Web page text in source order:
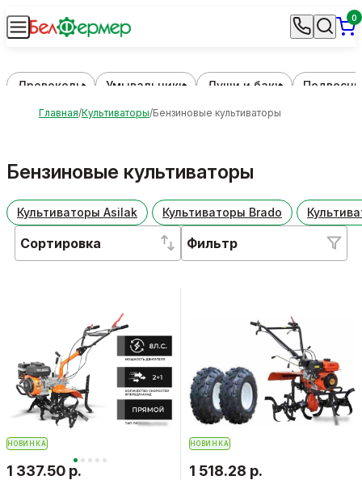
0
Дровоколы Умывальники Души и баки
Главная Культиваторы Бензиновые культиваторы
Бензиновые культиваторы
Культиваторы Asilak Культиваторы Brado
Сортировка Фильтр
НОВИНКА
1 337.50 р.
НОВИНКА
1 518.28 р.